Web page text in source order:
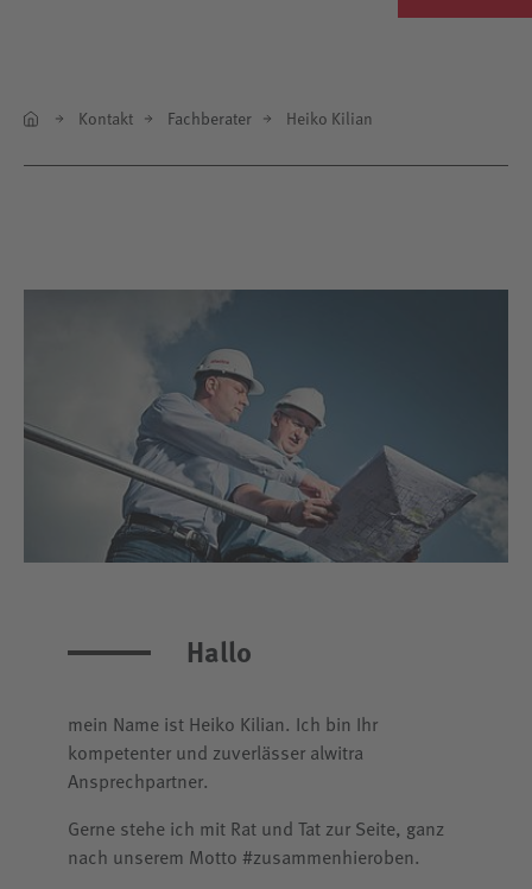
Kontakt Fachberater Heiko Kilian
Hallo
mein Name ist Heiko Kilian. Ich bin Ihr
kompetenter und zuverlässer alwitra
Ansprechpartner.
Gerne stehe ich mit Rat und Tat zur Seite, ganz
nach unserem Motto #zusammenhieroben.